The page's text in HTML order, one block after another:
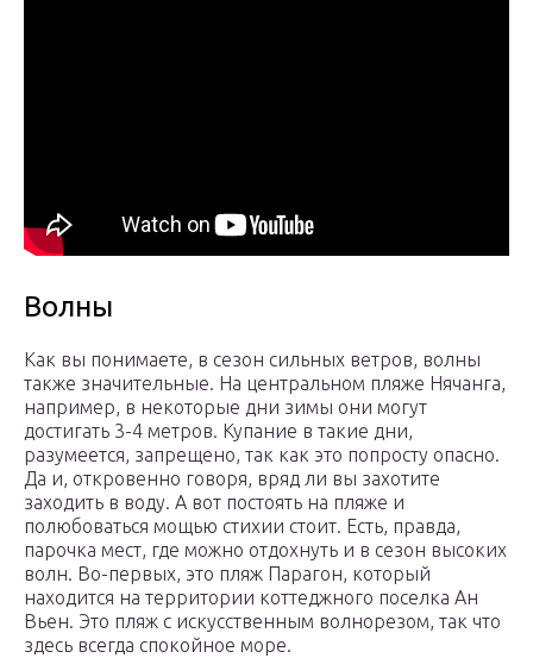
Волны
Как вы понимаете, в сезон сильных ветров, волны
также значительные. На центральном пляже Нячанга,
например, в некоторые дни зимы они могут
достигать 3-4 метров. Купание в такие дни,
разумеется, запрещено, так как это попросту опасно.
Да и, откровенно говоря, вряд ли вы захотите
заходить в воду. А вот постоять на пляже и
полюбоваться мощью стихии стоит. Есть, правда,
парочка мест, где можно отдохнуть и в сезон высоких
волн. Во-первых, это пляж Парагон, который
находится на территории коттеджного поселка Ан
Вьен. Это пляж с искусственным волнорезом, так что
здесь всегда спокойное море.